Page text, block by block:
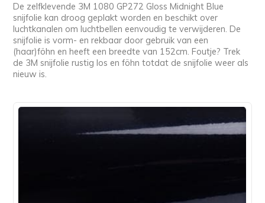
De zelfklevende 3M 1080 GP272 Gloss Midnight Blue
snijfolie kan droog geplakt worden en beschikt over
luchtkanalen om luchtbellen eenvoudig te verwijderen. De
snijfolie is vorm- en rekbaar door gebruik van een
(haar)föhn en heeft een breedte van 152cm. Foutje? Trek
de 3M snijfolie rustig los en föhn totdat de snijfolie weer als
nieuw is.